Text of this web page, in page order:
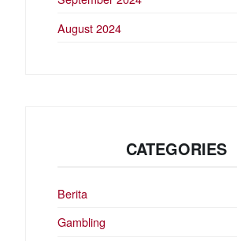
August 2024
CATEGORIES
Berita
Gambling